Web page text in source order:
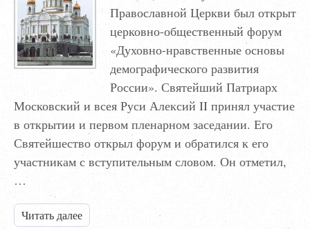
Православной Церкви был открыт
церковно-общественный форум
«Духовно-нравственные основы
демографического развития
России». Святейший Патриарх
Московский и всея Руси Алексий II принял участие
в открытии и первом пленарном заседании. Его
Святейшество открыл форум и обратился к его
участникам с вступительным словом. Он отметил,
…
Читать далее